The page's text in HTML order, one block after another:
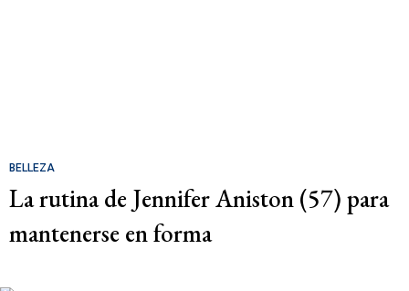
BELLEZA
La rutina de Jennifer Aniston (57) para
mantenerse en forma